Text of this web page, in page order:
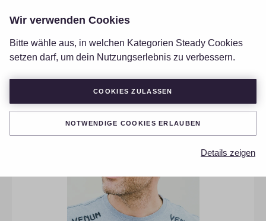
Wir verwenden Cookies
Bitte wähle aus, in welchen Kategorien Steady Cookies
setzen darf, um dein Nutzungserlebnis zu verbessern.
COOKIES ZULASSEN
NOTWENDIGE COOKIES ERLAUBEN
Details zeigen